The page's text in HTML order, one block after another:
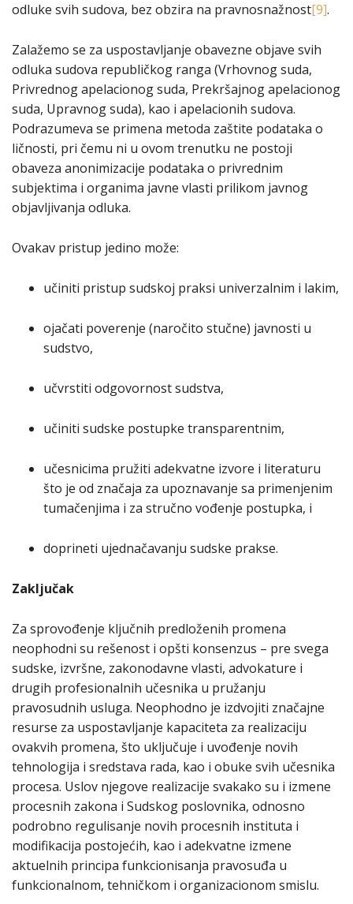
odluke svih sudova, bez obzira na pravnosnažnost[9].
Zalažemo se za uspostavljanje obavezne objave svih
odluka sudova republičkog ranga (Vrhovnog suda,
Privrednog apelacionog suda, Prekršajnog apelacionog
suda, Upravnog suda), kao i apelacionih sudova.
Podrazumeva se primena metoda zaštite podataka o
ličnosti, pri čemu ni u ovom trenutku ne postoji
obaveza anonimizacije podataka o privrednim
subjektima i organima javne vlasti prilikom javnog
objavljivanja odluka.
Ovakav pristup jedino može:
učiniti pristup sudskoj praksi univerzalnim i lakim,
ojačati poverenje (naročito stučne) javnosti u
sudstvo,
učvrstiti odgovornost sudstva,
učiniti sudske postupke transparentnim,
učesnicima pružiti adekvatne izvore i literaturu
što je od značaja za upoznavanje sa primenjenim
tumačenjima i za stručno vođenje postupka, i
doprineti ujednačavanju sudske prakse.
Zaključak
Za sprovođenje ključnih predloženih promena
neophodni su rešenost i opšti konsenzus – pre svega
sudske, izvršne, zakonodavne vlasti, advokature i
drugih profesionalnih učesnika u pružanju
pravosudnih usluga. Neophodno je izdvojiti značajne
resurse za uspostavljanje kapaciteta za realizaciju
ovakvih promena, što uključuje i uvođenje novih
tehnologija i sredstava rada, kao i obuke svih učesnika
procesa. Uslov njegove realizacije svakako su i izmene
procesnih zakona i Sudskog poslovnika, odnosno
podrobno regulisanje novih procesnih instituta i
modifikacija postojećih, kao i adekvatne izmene
aktuelnih principa funkcionisanja pravosuđa u
funkcionalnom, tehničkom i organizacionom smislu.